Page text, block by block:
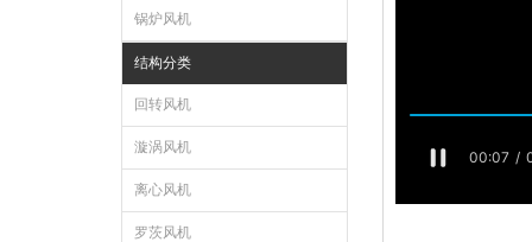
锅炉风机
结构分类
回转风机
漩涡风机
离心风机
罗茨风机